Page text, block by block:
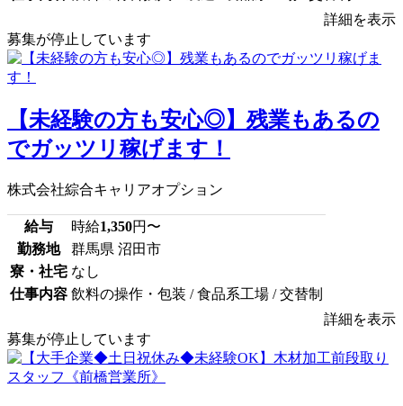
詳細を表示
募集が停止しています
【未経験の方も安心◎】残業もあるの
でガッツリ稼げます！
株式会社綜合キャリアオプション
給与 時給1,350円〜
勤務地
群馬県 沼田市
寮・社宅 なし
仕事内容 飲料の操作・包装 / 食品系工場 / 交替制
詳細を表示
募集が停止しています